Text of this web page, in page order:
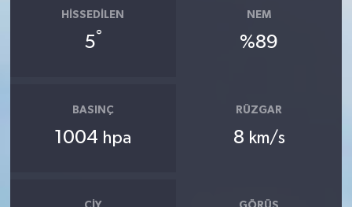
HISSEDILEN
5°
NEM
%89
BASINÇ
1004 hpa
RÜZGAR
8 km/s